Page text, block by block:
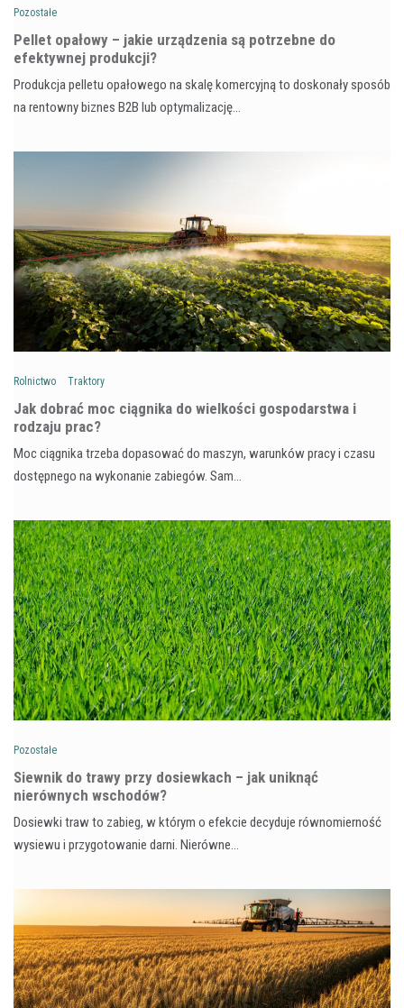
Pozostałe
Pellet opałowy – jakie urządzenia są potrzebne do
efektywnej produkcji?
Produkcja pelletu opałowego na skalę komercyjną to doskonały sposób
na rentowny biznes B2B lub optymalizację…
Rolnictwo Traktory
Jak dobrać moc ciągnika do wielkości gospodarstwa i
rodzaju prac?
Moc ciągnika trzeba dopasować do maszyn, warunków pracy i czasu
dostępnego na wykonanie zabiegów. Sam…
Pozostałe
Siewnik do trawy przy dosiewkach – jak uniknąć
nierównych wschodów?
Dosiewki traw to zabieg, w którym o efekcie decyduje równomierność
wysiewu i przygotowanie darni. Nierówne…